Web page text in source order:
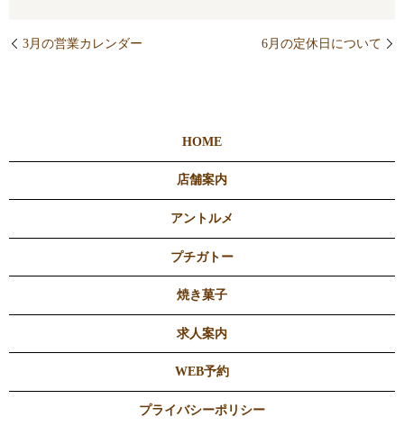
3月の営業カレンダー 6月の定休日について
HOME
店舗案内
アントルメ
プチガトー
焼き菓子
求人案内
WEB予約
プライバシーポリシー